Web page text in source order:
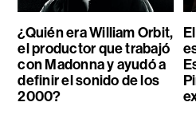
¿Quién era William Orbit,
el productor que trabajó
con Madonna y ayudó a
definir el sonido de los
2000?